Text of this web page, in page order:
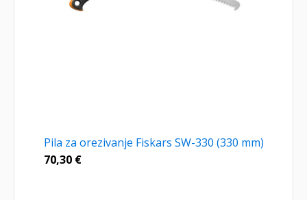
Pila za orezivanje Fiskars SW-330 (330 mm)
70,30 €